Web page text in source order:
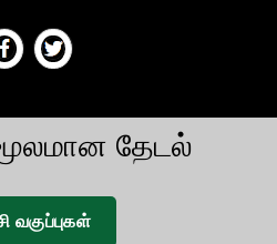
தேடல்
வகுப்புகள்